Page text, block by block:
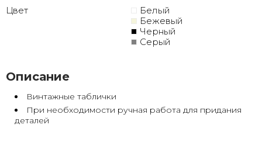
Цвет
Белый
Бежевый
Черный
Серый
Описание
Винтажные таблички
При необходимости ручная работа для придания
деталей